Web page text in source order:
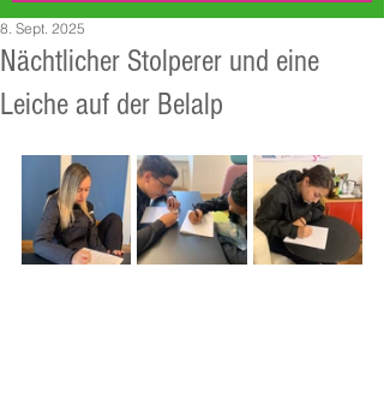
Nächtlicher Stolperer und eine
Leiche auf der Belalp
8. Sept. 2025